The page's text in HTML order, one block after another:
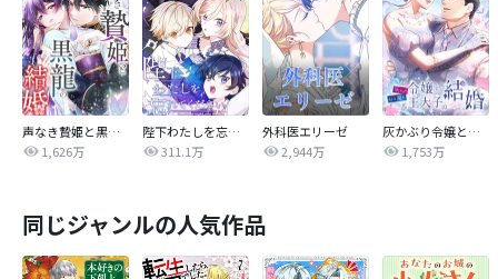
声なき贄姫と黒龍の結婚
1,626万
陛下わたしを忘れてください
311.1万
外科医エリーゼ
2,944万
灰かぶり令嬢と行き遅れ元王太子の結婚
1,753万
同じジャンルの人気作品